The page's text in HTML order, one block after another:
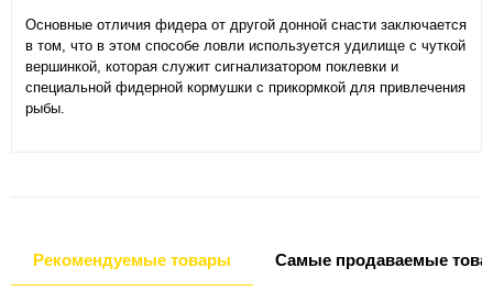
Основные отличия фидера от другой донной снасти заключается
в том, что в этом способе ловли используется удилище с чуткой
вершинкой, которая служит сигнализатором поклевки и
специальной фидерной кормушки с прикормкой для привлечения
рыбы.
Рекомендуемые товары Самые продаваемые